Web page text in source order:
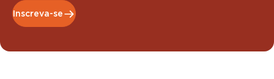
Inscreva-se